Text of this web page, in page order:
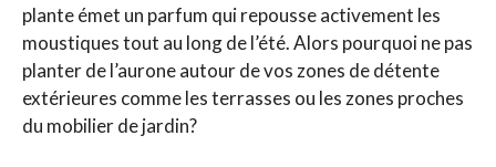
plante émet un parfum qui repousse activement les
moustiques tout au long de l’été. Alors pourquoi ne pas
planter de l’aurone autour de vos zones de détente
extérieures comme les terrasses ou les zones proches
du mobilier de jardin?